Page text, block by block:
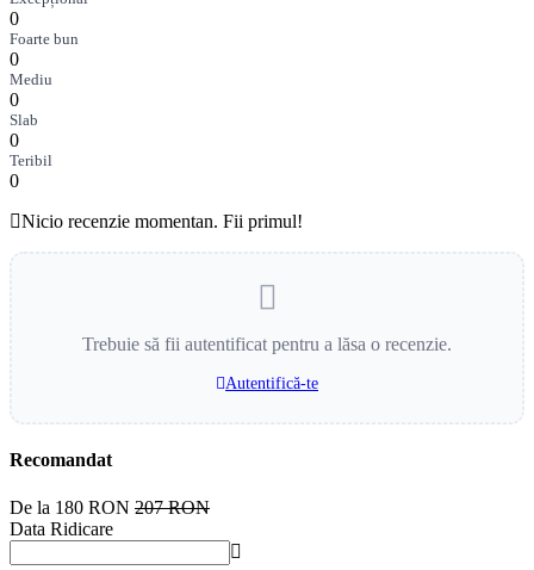
0
Foarte bun
0
Mediu
0
Slab
0
Teribil
0
Nicio recenzie momentan. Fii primul!
Trebuie să fii autentificat pentru a lăsa o recenzie.
Autentifică-te
Recomandat
De la 180 RON 207 RON
Data Ridicare